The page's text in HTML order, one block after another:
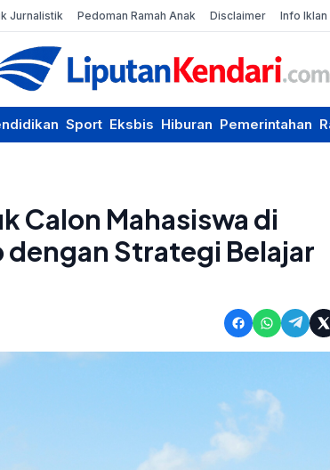
Jurnalistik Pedoman Ramah Anak Disclaimer Info Iklan
Sport Eksbis Hiburan Pemerintahan
Calon Mahasiswa di
dengan Strategi Belajar